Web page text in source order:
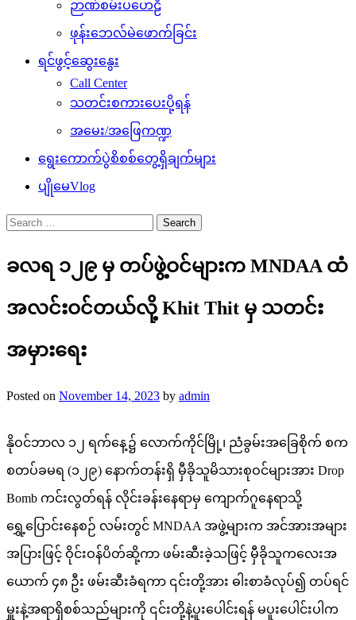
ဉာဏ်စမ်းပဟေဠိ
ဖုန်းဘေလ်မဲဖောက်ခြင်း
ရင်ဖွင့်ဆွေးနွေး
Call Center
သတင်းစကားပေးပို့ရန်
အမေး/အဖြေကဏ္ဍ
ရွေးကောက်ပွဲစိစစ်တွေ့ရှိချက်များ
ပျိုမေVlog
Search
for:
ခလရ ၁၂၉ မှ တပ်ဖွဲ့ဝင်များက MNDAA ထံ
အလင်းဝင်တယ်လို့ Khit Thit မှ သတင်း
အမှားရေး
Posted on November 14, 2023 by admin
နိုဝင်ဘာလ ၁၂ ရက်နေ့၌ လောက်ကိုင်မြို့၊ ညံခွမ်းအခြေစိုက် စက
စတပ်ခမရ (၁၂၉) နောက်တန်းရှိ မှီခိုသူမိသားစုဝင်များအား Drop
Bomb ကင်းလွတ်ရန် လိုင်းခန်းနေရာမှ ကျောက်ဂူနေရာသို့
ရွှေ့ပြောင်းနေစဉ် လမ်းတွင် MNDAA အဖွဲ့များက အင်အားအများ
အပြားဖြင့် ဝိုင်းဝန်ပိတ်ဆို့ကာ ဖမ်းဆီးခဲ့သဖြင့် မှီခိုသူကလေးအ
ယောက် ၄၈ ဦး ဖမ်းဆီးခံရကာ ၎င်းတို့အား ဓါးစာခံလုပ်၍ တပ်ရင်
မှူးနဲ့အရာရှိစစ်သည်များကို ၎င်းတို့နဲ့ပူးပေါင်းရန် မပူးပေါင်းပါက